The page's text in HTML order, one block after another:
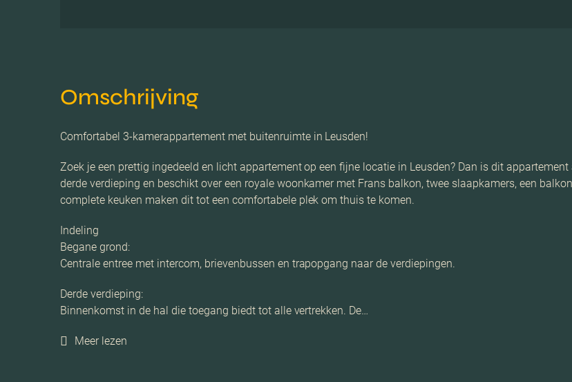
Omschrijving
Comfortabel 3-kamerappartement met buitenruimte in Leusden!
Zoek je een prettig ingedeeld en licht appartement op een fijne locatie in Leusden? Dan is dit
derde verdieping en beschikt over een royale woonkamer met Frans balkon, twee slaapkamers, een
complete keuken maken dit tot een comfortabele plek om thuis te komen.
Indeling
Begane grond:
Centrale entree met intercom, brievenbussen en trapopgang naar de verdiepingen.
Derde verdieping:
Binnenkomst in de hal die toegang biedt tot alle vertrekken. De…
Meer lezen